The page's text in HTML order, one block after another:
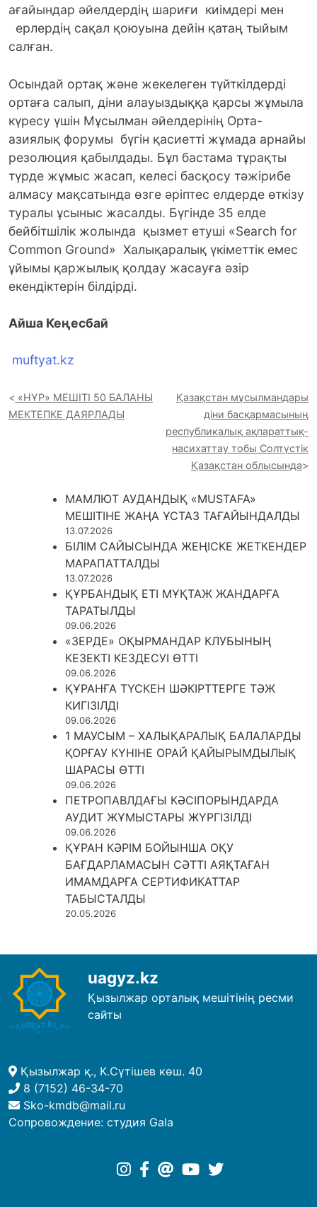
ағайындар әйелдердің шариғи киімдері мен
ерлердің сақал қоюуына дейін қатаң тыйым
салған.
Осындай ортақ және жекелеген түйткілдерді
ортаға салып, діни алауыздыққа қарсы жұмыла
күресу үшін Мұсылман әйелдерінің Орта-
азиялық форумы бүгін қасиетті жұмада арнайы
резолюция қабылдады. Бұл бастама тұрақты
түрде жұмыс жасап, келесі басқосу тәжірибе
алмасу мақсатында өзге әріптес елдерде өткізу
туралы ұсыныс жасалды. Бүгінде 35 елде
бейбітшілік жолында қызмет етуші «Search for
Common Ground» Халықаралық үкіметтік емес
ұйымы қаржылық қолдау жасауға әзір
екендіктерін білдірді.
Айша Кеңесбай
muftyat.kz
«НҰР» МЕШІТІ 50 БАЛАНЫ
МЕКТЕПКЕ ДАЯРЛАДЫ
Қазақстан мұсылмандары
діни басқармасының
республикалық ақпараттық-
насихаттау тобы Солтүстік
Қазақстан облысында
МАМЛЮТ АУДАНДЫҚ «MUSTAFA»
МЕШІТІНЕ ЖАҢА ҰСТАЗ ТАҒАЙЫНДАЛДЫ
13.07.2026
БІЛІМ САЙЫСЫНДА ЖЕҢІСКЕ ЖЕТКЕНДЕР
МАРАПАТТАЛДЫ
13.07.2026
ҚҰРБАНДЫҚ ЕТІ МҰҚТАЖ ЖАНДАРҒА
ТАРАТЫЛДЫ
09.06.2026
«ЗЕРДЕ» ОҚЫРМАНДАР КЛУБЫНЫҢ
КЕЗЕКТІ КЕЗДЕСУІ ӨТТІ
09.06.2026
ҚҰРАНҒА ТҮСКЕН ШӘКІРТТЕРГЕ ТӘЖ
КИГІЗІЛДІ
09.06.2026
1 МАУСЫМ – ХАЛЫҚАРАЛЫҚ БАЛАЛАРДЫ
ҚОРҒАУ КҮНІНЕ ОРАЙ ҚАЙЫРЫМДЫЛЫҚ
ШАРАСЫ ӨТТІ
09.06.2026
ПЕТРОПАВЛДАҒЫ КӘСІПОРЫНДАРДА
АУДИТ ЖҰМЫСТАРЫ ЖҮРГІЗІЛДІ
09.06.2026
ҚҰРАН КӘРІМ БОЙЫНША ОҚУ
БАҒДАРЛАМАСЫН СӘТТІ АЯҚТАҒАН
ИМАМДАРҒА СЕРТИФИКАТТАР
ТАБЫСТАЛДЫ
20.05.2026
uagyz.kz
Қызылжар орталық мешітінің ресми
сайты
Қызылжар қ., К.Сүтішев көш. 40
8 (7152) 46-34-70
Sko-kmdb@mail.ru
Сопровождение: студия Gala